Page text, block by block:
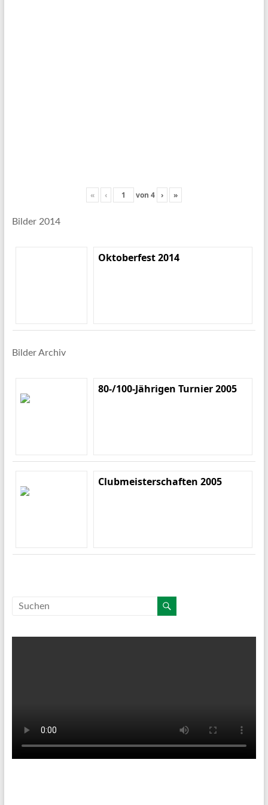
« ‹ von 4 › »
Bilder 2014
Oktoberfest 2014
Bilder Archiv
80-/100-Jährigen Turnier 2005
Clubmeisterschaften 2005